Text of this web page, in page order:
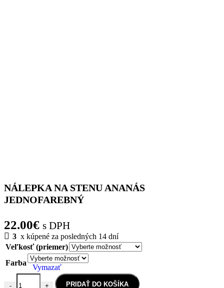
NÁLEPKA NA STENU ANANÁS
JEDNOFAREBNÝ
22.00€ s DPH
3 x kúpené za posledných 14 dní
Veľkosť (priemer)
Farba
Vymazať
- + PRIDAŤ DO KOŠÍKA